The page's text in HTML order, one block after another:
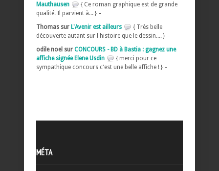
Mauthausen
{ Ce roman graphique est de grande
qualité. Il parvient à... } –
Thomas sur L'Avenir est ailleurs
{ Très belle
découverte autant sur l histoire que le dessin.... } –
odile noel sur CONCOURS - BD à Bastia : gagnez une
affiche signée Elene Usdin
{ merci pour ce
sympathique concours c'est une belle affiche ! } –
MÉTA